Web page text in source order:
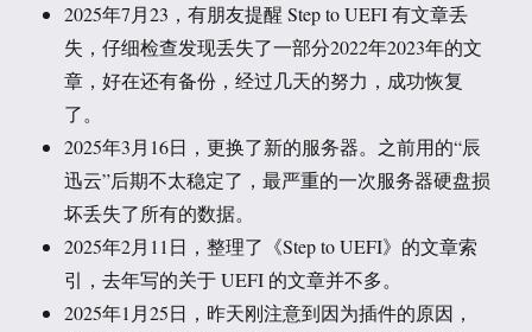
2025年7月23，有朋友提醒 Step to UEFI 有文章丢
失，仔细检查发现丢失了一部分2022年2023年的文
章，好在还有备份，经过几天的努力，成功恢复
了。
2025年3月16日，更换了新的服务器。之前用的“辰
迅云”后期不太稳定了，最严重的一次服务器硬盘损
坏丢失了所有的数据。
2025年2月11日，整理了《Step to UEFI》的文章索
引，去年写的关于 UEFI 的文章并不多。
2025年1月25日，昨天刚注意到因为插件的原因，